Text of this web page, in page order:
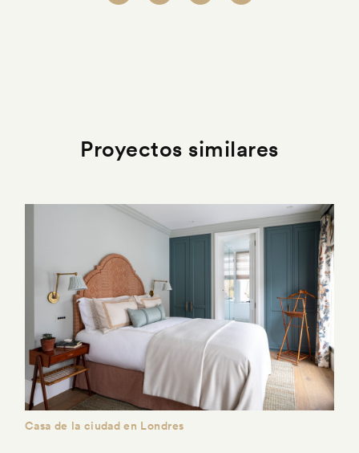
Proyectos similares
Casa de la ciudad en Londres